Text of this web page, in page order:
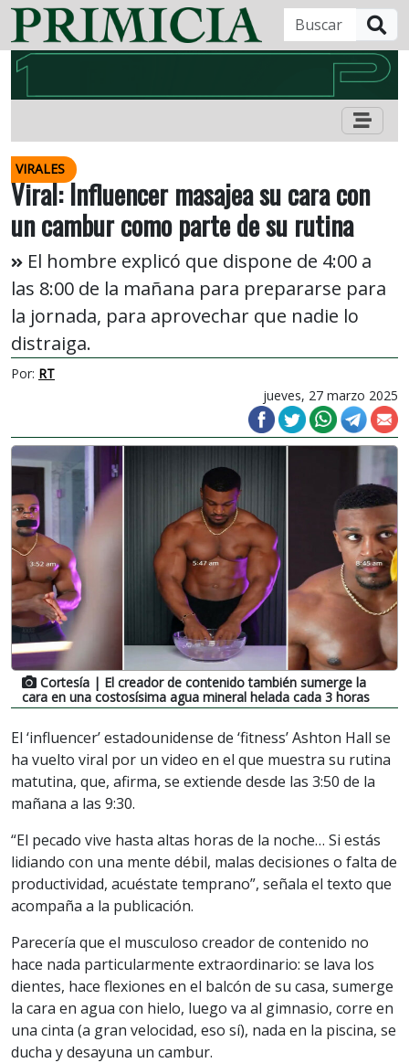
VIRALES
Viral: Influencer masajea su cara con
un cambur como parte de su rutina
El hombre explicó que dispone de 4:00 a
las 8:00 de la mañana para prepararse para
la jornada, para aprovechar que nadie lo
distraiga.
Por: RT
jueves, 27 marzo 2025
Cortesía | El creador de contenido también sumerge la
cara en una costosísima agua mineral helada cada 3 horas
El ‘influencer’ estadounidense de ‘fitness’ Ashton Hall se
ha vuelto viral por un video en el que muestra su rutina
matutina, que, afirma, se extiende desde las 3:50 de la
mañana a las 9:30.
“El pecado vive hasta altas horas de la noche… Si estás
lidiando con una mente débil, malas decisiones o falta de
productividad, acuéstate temprano”, señala el texto que
acompaña a la publicación.
Parecería que el musculoso creador de contenido no
hace nada particularmente extraordinario: se lava los
dientes, hace flexiones en el balcón de su casa, sumerge
la cara en agua con hielo, luego va al gimnasio, corre en
una cinta (a gran velocidad, eso sí), nada en la piscina, se
ducha y desayuna un cambur.